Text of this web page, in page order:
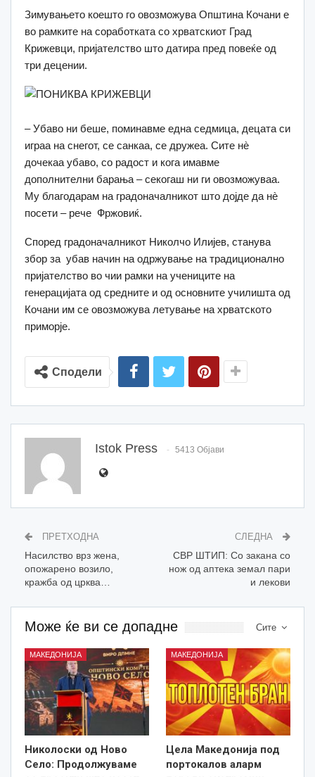
Зимувањето коешто го овозможува Општина Кочани е
во рамките на соработката со хрватскиот Град
Крижевци, пријателство што датира пред повеќе од
три децении.
– Убаво ни беше, поминавме една седмица, децата си
играа на снегот, се санкаа, се дружеа. Сите нè
дочекаа убаво, со радост и кога имавме
дополнителни барања – секогаш ни ги овозможуваа.
Му благодарам на градоначалникот што дојде да нè
посети – рече Фржовиќ.
Според градоначалникот Николчо Илијев, станува
збор за убав начин на одржување на традиционално
пријателство во чии рамки на учениците на
генерацијата од средните и од основните училишта од
Кочани им се овозможува летување на хрватското
приморје.
Сподели
Istok Press 5413 Објави
ПРЕТХОДНА
Насилство врз жена,
опожарено возило,
кражба од црква…
СЛЕДНА
СВР ШТИП: Со закана со
нож од аптека земал пари
и лекови
Сите
Може ќе ви се допадне
МАКЕДОНИЈА
Николоски од Ново
Село: Продолжуваме
МАКЕДОНИЈА
Цела Македонија под
портокалов аларм